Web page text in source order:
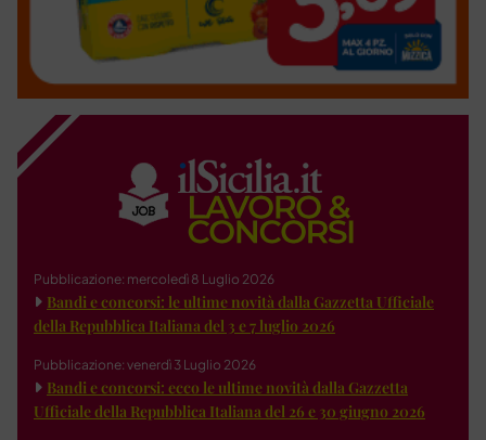
Pubblicazione: mercoledì 8 Luglio 2026
Bandi e concorsi: le ultime novità dalla Gazzetta Ufficiale
della Repubblica Italiana del 3 e 7 luglio 2026
Pubblicazione: venerdì 3 Luglio 2026
Bandi e concorsi: ecco le ultime novità dalla Gazzetta
Ufficiale della Repubblica Italiana del 26 e 30 giugno 2026